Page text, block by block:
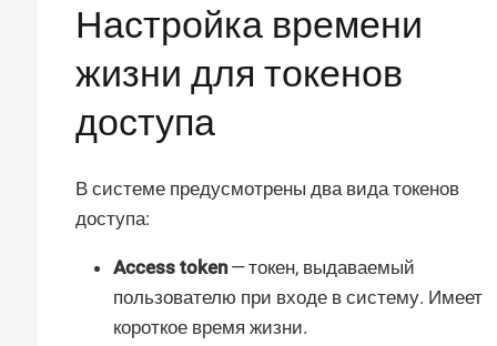
Настройка времени
жизни для токенов
доступа
В системе предусмотрены два вида токенов
доступа:
Access token— токен, выдаваемый
пользователю при входе в систему. Имеет
короткое время жизни.